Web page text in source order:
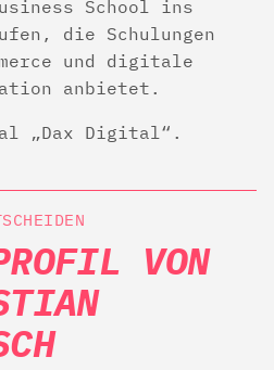
School ins
die Schulungen
und digitale
anbietet.
„Dax Digital“.
VON